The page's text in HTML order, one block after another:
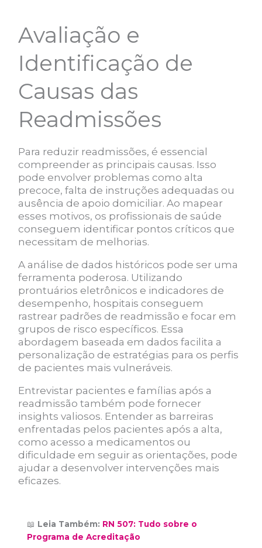
Avaliação e
Identificação de
Causas das
Readmissões
Para reduzir readmissões, é essencial
compreender as principais causas. Isso
pode envolver problemas como alta
precoce, falta de instruções adequadas ou
ausência de apoio domiciliar. Ao mapear
esses motivos, os profissionais de saúde
conseguem identificar pontos críticos que
necessitam de melhorias.
A análise de dados históricos pode ser uma
ferramenta poderosa. Utilizando
prontuários eletrônicos e indicadores de
desempenho, hospitais conseguem
rastrear padrões de readmissão e focar em
grupos de risco específicos. Essa
abordagem baseada em dados facilita a
personalização de estratégias para os perfis
de pacientes mais vulneráveis.
Entrevistar pacientes e famílias após a
readmissão também pode fornecer
insights valiosos. Entender as barreiras
enfrentadas pelos pacientes após a alta,
como acesso a medicamentos ou
dificuldade em seguir as orientações, pode
ajudar a desenvolver intervenções mais
eficazes.
📖 Leia Também: RN 507: Tudo sobre o
Programa de Acreditação